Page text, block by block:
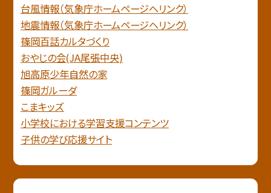
台風情報（気象庁ホームページへリンク）
地震情報（気象庁ホームページヘリンク）
篠岡百話カルタづくり
おやじの会(JA尾張中央)
旭高原少年自然の家
篠岡ガルーダ
こまキッズ
小学校における学習支援コンテンツ
子供の学び応援サイト